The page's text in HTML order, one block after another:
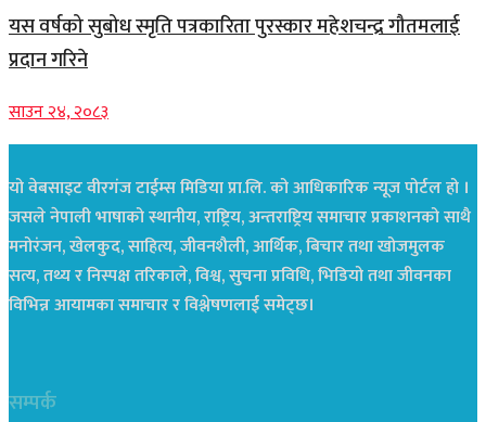
यस वर्षको सुबोध स्मृति पत्रकारिता पुरस्कार महेशचन्द्र गौतमलाई
प्रदान गरिने
साउन २४, २०८३
यो वेबसाइट वीरगंज टाईम्स मिडिया प्रा.लि. को आधिकारिक न्यूज पोर्टल हो ।
जसले नेपाली भाषाको स्थानीय, राष्ट्रिय, अन्तराष्ट्रिय समाचार प्रकाशनको साथै
मनोरंजन, खेलकुद, साहित्य, जीवनशैली, आर्थिक, बिचार तथा खोजमुलक
सत्य, तथ्य र निस्पक्ष तरिकाले, विश्व, सुचना प्रविधि, भिडियो तथा जीवनका
विभिन्न आयामका समाचार र विश्लेषणलाई समेट्छ।
सम्पर्क